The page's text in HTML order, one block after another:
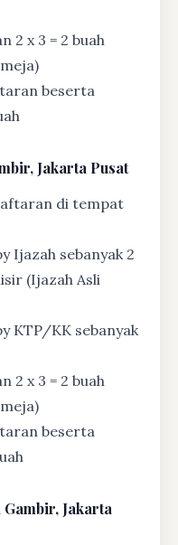
2 x 3 = 2 buah
beserta
Jakarta Pusat
di tempat
Ijazah sebanyak 2
(Ijazah Asli
KTP/KK sebanyak
2 x 3 = 2 buah
beserta
Jakarta